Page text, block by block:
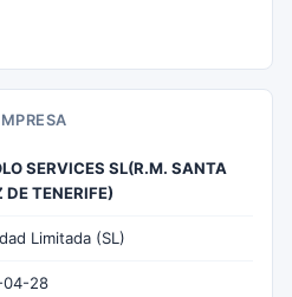
SERVICES SL(R.M. SANTA
DE TENERIFE)
Limitada (SL)
04-28